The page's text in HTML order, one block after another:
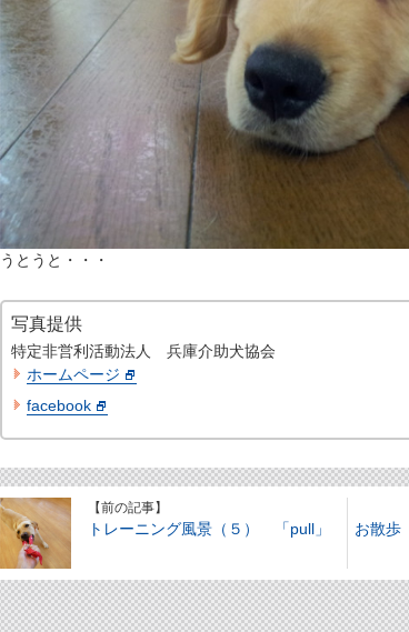
うとうと・・・
写真提供
特定非営利活動法人 兵庫介助犬協会
ホームページ
facebook
【前の記事】
トレーニング風景（５） 「pull」 お散歩